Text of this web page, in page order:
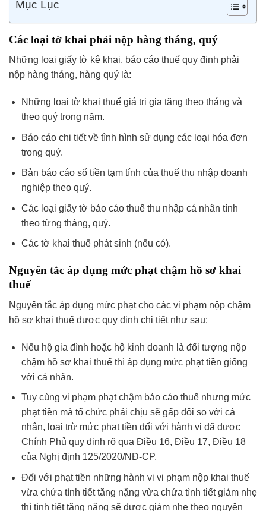
Mục Lục
Các loại tờ khai phải nộp hàng tháng, quý
Những loại giấy tờ kê khai, báo cáo thuế quy định phải
nộp hàng tháng, hàng quý là:
Những loại tờ khai thuế giá trị gia tăng theo tháng và
theo quý trong năm.
Báo cáo chi tiết về tình hình sử dụng các loại hóa đơn
trong quý.
Bản báo cáo số tiền tạm tính của thuế thu nhập doanh
nghiệp theo quý.
Các loại giấy tờ báo cáo thuế thu nhập cá nhân tính
theo từng tháng, quý.
Các tờ khai thuế phát sinh (nếu có).
Nguyên tắc áp dụng mức phạt chậm hồ sơ khai
thuế
Nguyên tắc áp dụng mức phạt cho các vi phạm nộp chậm
hồ sơ khai thuế được quy định chi tiết như sau:
Nếu hộ gia đình hoặc hộ kinh doanh là đối tượng nộp
chậm hồ sơ khai thuế thì áp dụng mức phạt tiền giống
với cá nhân.
Tuy cùng vi phạm phạt chậm báo cáo thuế nhưng mức
phạt tiền mà tổ chức phải chịu sẽ gấp đôi so với cá
nhân, loại trừ mức phạt tiền đối với hành vi đã được
Chính Phủ quy định rõ qua Điều 16, Điều 17, Điều 18
của Nghị định 125/2020/NĐ-CP.
Đối với phạt tiền những hành vi vi phạm nộp khai thuế
vừa chứa tình tiết tăng nặng vừa chứa tình tiết giảm nhẹ
thì tình tiết tăng nặng sẽ được giảm nhẹ theo nguyên